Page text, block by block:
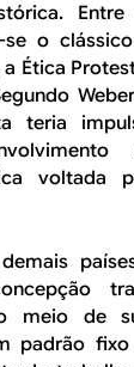
se o
Ética
teria
voltada
meio de
padrão